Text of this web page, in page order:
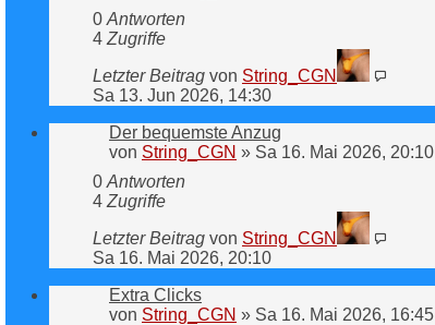
0 Antworten
4 Zugriffe
Letzter Beitrag von String_CGN
Sa 13. Jun 2026, 14:30
Der bequemste Anzug
von String_CGN » Sa 16. Mai 2026, 20:10
0 Antworten
4 Zugriffe
Letzter Beitrag von String_CGN
Sa 16. Mai 2026, 20:10
Extra Clicks
von String_CGN » Sa 16. Mai 2026, 16:45